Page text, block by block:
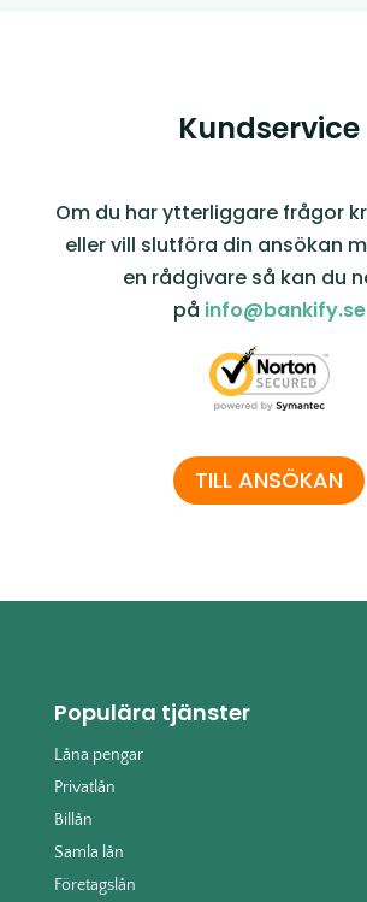
Kundservice
Om du har ytterliggare frågor
eller vill slutföra din ansökan
en rådgivare så kan du
på info@bankify.se
TILL ANSÖKAN
Populära tjänster
Låna pengar
Privatlån
Billån
Samla lån
Företagslån